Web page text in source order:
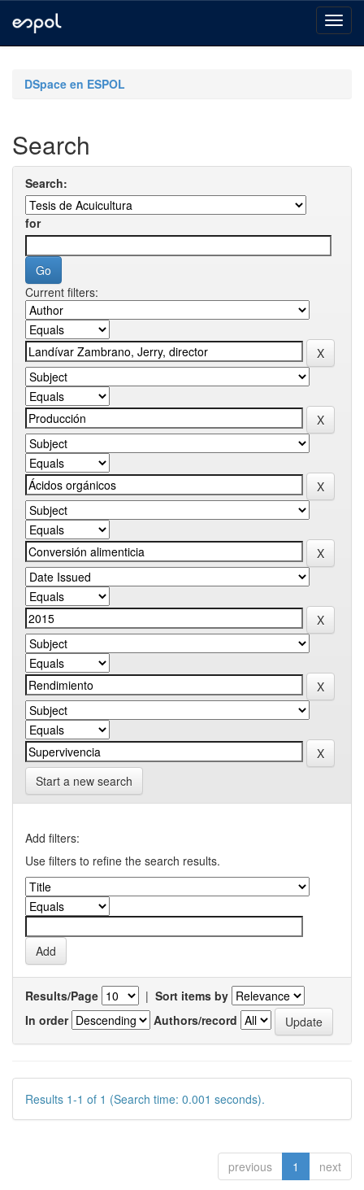
navigationDSpace en ESPOL
Search
Search:
for
Current filters:
Start a new search
Add filters:
Use filters to refine the search results.
Results/Page | Sort items by
In order
Authors/record
Results 1-1 of 1 (Search time: 0.001 seconds).
previous 1 next